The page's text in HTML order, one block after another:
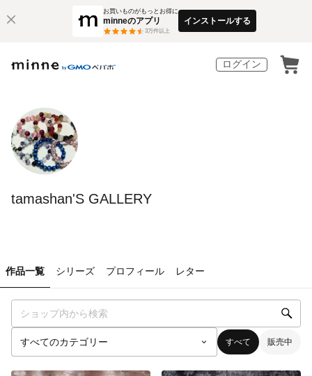
お買いものがもっとお得に
minneのアプリ
3万件以上
インストールする
ログイン
tamashan'S GALLERY
作品一覧 シリーズ プロフィール レター
すべて 販売中